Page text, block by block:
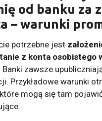
od banku za
– warunki
potrzebne jest
z konta osobistego
Banki zawsze
Przykładowe warunki
mogą się tam